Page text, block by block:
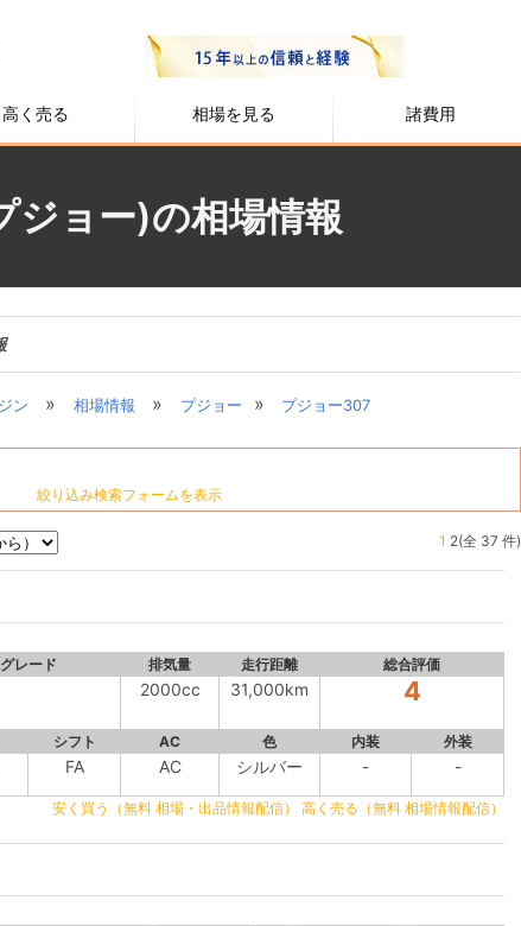
高く売る 相場を見る 諸費用
ジョー)の相場情報
ン » 相場情報 » プジョー » プジョー307
絞り込み検索フォームを表示
1 2(全 37 件)
グレード 排気量 走行距離 総合評価
2000cc 31,000km 4
シフト AC 色 内装 外装
FA AC シルバー - -
安く買う（無料 相場・出品情報配信） 高く売る（無料 相場情報配信）